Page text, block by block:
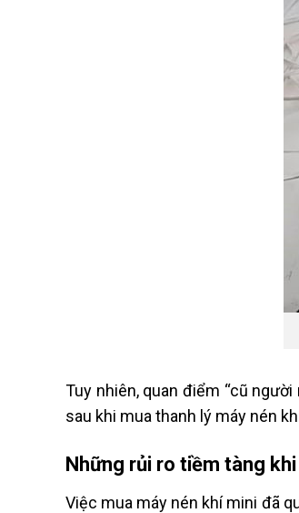
Tuy nhiên, quan điểm “cũ
sau khi mua thanh lý máy nén
Những rủi ro tiềm tàng
Việc mua máy nén khí mini đã